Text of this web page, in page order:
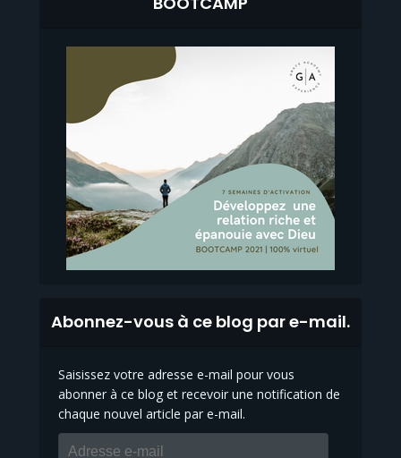
Abonnez-vous à ce blog par e-mail.
Saisissez votre adresse e-mail pour vous
abonner à ce blog et recevoir une notification de
chaque nouvel article par e-mail.
Adresse